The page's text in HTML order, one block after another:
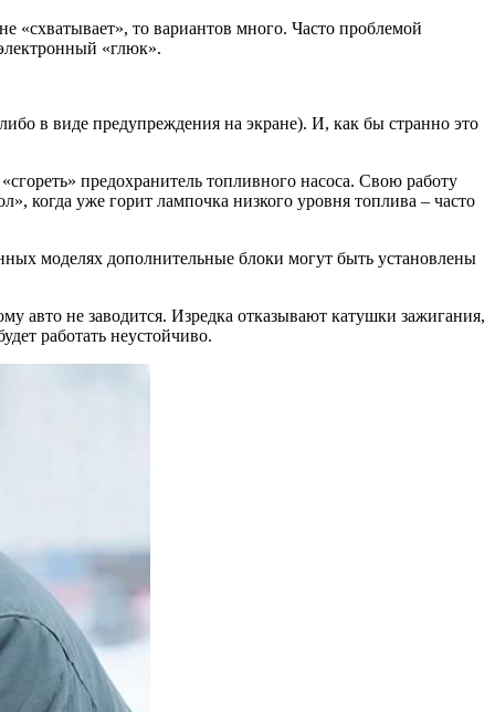
«схватывает», то вариантов много. Часто проблемой
«глюк».
в виде предупреждения на экране). И, как бы странно это
предохранитель топливного насоса. Свою работу
когда уже горит лампочка низкого уровня топлива – часто
моделях дополнительные блоки могут быть установлены
авто не заводится. Изредка отказывают катушки зажигания,
работать неустойчиво.